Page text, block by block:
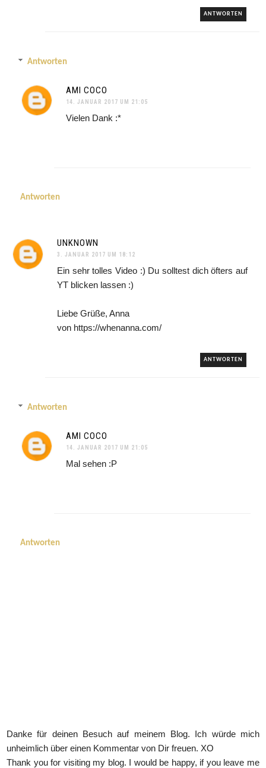
ANTWORTEN
Antworten
AMI COCO
14. JANUAR 2017 UM 21:05
Vielen Dank :*
Antworten
UNKNOWN
3. JANUAR 2017 UM 18:12
Ein sehr tolles Video :) Du solltest dich öfters auf
YT blicken lassen :)
Liebe Grüße, Anna
von https://whenanna.com/
ANTWORTEN
Antworten
AMI COCO
14. JANUAR 2017 UM 21:05
Mal sehen :P
Antworten
Danke für deinen Besuch auf meinem Blog. Ich würde mich
unheimlich über einen Kommentar von Dir freuen. XO
Thank you for visiting my blog. I would be happy, if you leave me